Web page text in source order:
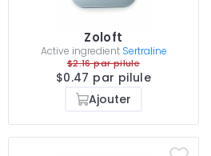
Zoloft
Active ingredient Sertraline
$2.16 par pilule
$0.47 par pilule
Ajouter